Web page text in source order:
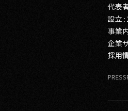
代表
設立 :
事業
企業
採用